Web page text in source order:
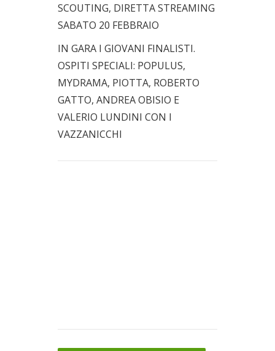
SCOUTING, DIRETTA STREAMING
SABATO 20 FEBBRAIO
IN GARA I GIOVANI FINALISTI.
OSPITI SPECIALI: POPULUS,
MYDRAMA, PIOTTA, ROBERTO
GATTO, ANDREA OBISIO E
VALERIO LUNDINI CON I
VAZZANICCHI